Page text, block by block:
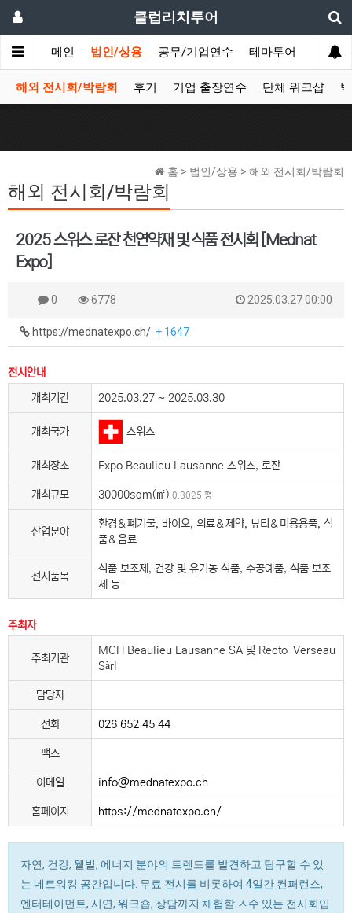
클럽리치투어
메인 법인/상용 공무/기업연수 테마투어 데이투
해외 전시회/박람회 후기 기업 출장연수 단체 워크샵
홈 > 법인/상용 > 해외 전시회/박람회
해외 전시회/박람회
2025 스위스 로잔 천연약재 및 식품 전시회 [Mednat
Expo]
0 6778 2025.03.27 00:00
https://mednatexpo.ch/ + 1647
전시안내
개최기간
2025.03.27 ~ 2025.03.30
개최국가 스위스
개최장소 Expo Beaulieu Lausanne 스위스, 로잔
개최규모 30000sqm(㎡) 0.3025 평
산업분야
환경＆폐기물, 바이오, 의료＆제약, 뷰티＆미용용품, 식
품＆음료
전시품목
식품 보조제, 건강 및 유기농 식품, 수공예품, 식품 보조
제 등
주최자
주최기관
MCH Beaulieu Lausanne SA 및 Recto-Verseau
Sàrl
담당자
전화 026 652 45 44
팩스
이메일 info@mednatexpo.ch
홈페이지 https://mednatexpo.ch/
자연, 건강, 웰빌, 에너지 분야의 트렌드를 발견하고 탐구할 수 있
는 네트워킹 공간입니다. 무료 전시를 비롯하여 4일간 컨퍼런스,
엔터테이먼트, 시연, 워크숍, 상담까지 체험할 ㅅ수 있는 전시회입